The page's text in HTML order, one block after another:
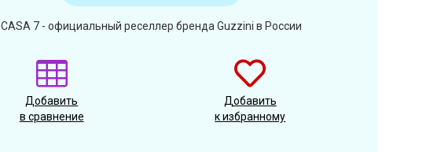
CASA 7 - официальный реселлер бренда Guzzini в России
Добавить
в сравнение
Добавить
к избранному